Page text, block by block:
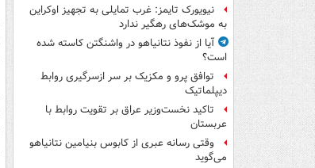
نیویورک تایمز: غرب تمایلی به تجهیز اوکراین
به موشک‌های رهگیر ندارد
آیا از نفوذ نتانیاهو در واشنگتن کاسته شده
است؟
توافق پرو و مکزیک بر سر ازسرگیری روابط
دیپلماتیک
تاکید نخست‌وزیر عراق بر تقویت روابط با
عربستان
وقتی رسانه عبری از کابوس بنیامین نتانیاهو
می‌گوید